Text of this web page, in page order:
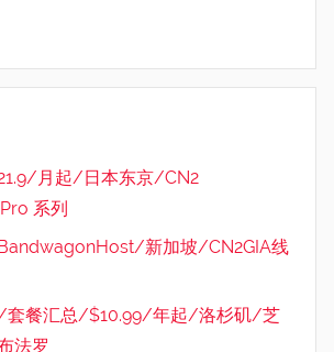
月起/日本东京/CN2
系列
新加坡/CN2GIA线
套餐汇总/$10.99/年起/洛杉矶/芝
法罗